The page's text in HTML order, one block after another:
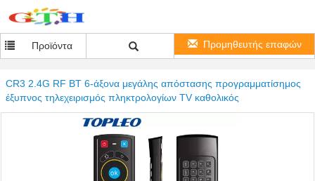
Προϊόντα Προμηθευτής επαφών
CR3 2.4G RF BT 6-άξονα μεγάλης απόστασης προγραμματίσημος
έξυπνος τηλεχειρισμός πληκτρολογίων TV καθολικός